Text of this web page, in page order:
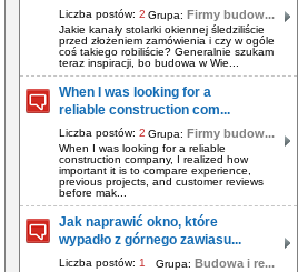
Liczba postów: 2 Grupa: Firmy budow...
Jakie kanały stolarki okiennej śledziliście
przed złożeniem zamówienia i czy w ogóle
coś takiego robiliście? Generalnie szukam
teraz inspiracji, bo budowa w Wie...
When I was looking for a
reliable construction com...
Liczba postów: 2 Grupa: Firmy budow...
When I was looking for a reliable
construction company, I realized how
important it is to compare experience,
previous projects, and customer reviews
before mak...
Jak naprawić okno, które
wypadło z górnego zawiasu...
Liczba postów: 1 Grupa: Budowa i re...